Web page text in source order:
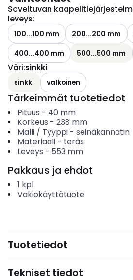
Soveltuvan
leveys:
100...100 mm 200...200 mm
400...400 mm
500...500 mm
Väri:sinkki
sinkki valkoinen
Tärkeimmät tuotetiedot
Pituus - 40 mm
Korkeus - 238 mm
Malli / Tyyppi- seinäkannatin
Materiaali- teräs
Leveys - 553 mm
Pakkaus ja ehdot
1 kpl
Vakiokäyttötuote
Tuotetiedot
Tekniset tiedot